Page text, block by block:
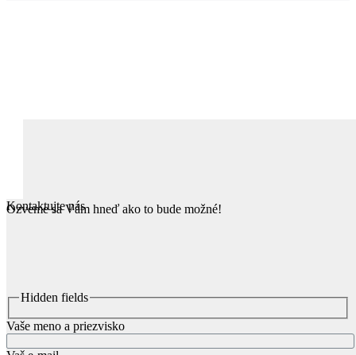
Kontaktujte nás
Ozveme sa Vám hneď ako to bude možné!
Hidden fields
Vaše meno a priezvisko